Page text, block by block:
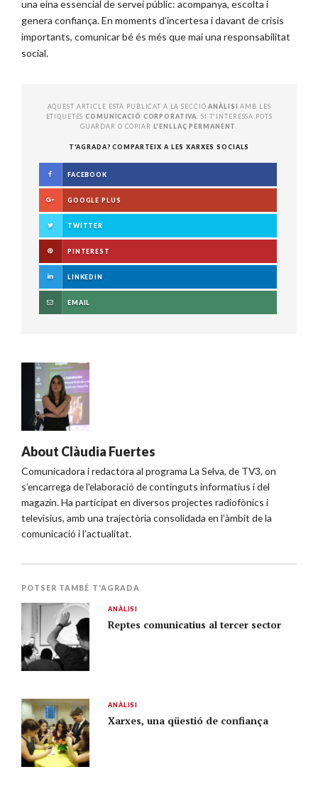
una eina essencial de servei públic: acompanya, escolta i
genera confiança. En moments d’incertesa i davant de crisis
importants, comunicar bé és més que mai una responsabilitat
social.
AQUEST ARTICLE ESTÀ PUBLICAT A LA SECCIÓANÀLISI AMB LES
ETIQUETESCOMUNICACIÓ CORPORATIVA
. SI T'INTERESSA POTS
GUARDAR O COPIAR L'ENLLAÇ PERMANENT
T'AGRADA? COMPARTEIX A LES XARXES SOCIALS
FACEBOOK
GOOGLE PLUS
TWITTER
PINTEREST
LINKEDIN
EMAIL
About Clàudia Fuertes
Comunicadora i redactora al programa La Selva, de TV3, on
s’encarrega de l'elaboració de continguts informatius i del
magazín. Ha participat en diversos projectes radiofònics i
televisius, amb una trajectòria consolidada en l’àmbit de la
comunicació i l’actualitat.
POTSER TAMBÉ T'AGRADA
ANÀLISI
Reptes comunicatius al tercer sector
ANÀLISI
Xarxes, una qüestió de confiança